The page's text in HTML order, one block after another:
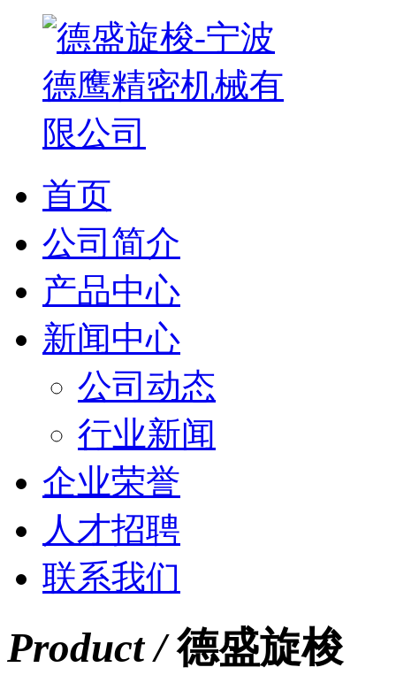
首页
公司简介
产品中心
新闻中心
公司动态
行业新闻
企业荣誉
人才招聘
联系我们
Product /德盛旋梭